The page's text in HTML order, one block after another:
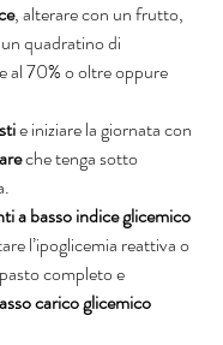
, alterare con un frutto,
quadratino di
al 70% o oltre oppure
e iniziare la giornata con
che tenga sotto
a basso indice glicemico
l’ipoglicemia reattiva o
completo e
carico glicemico